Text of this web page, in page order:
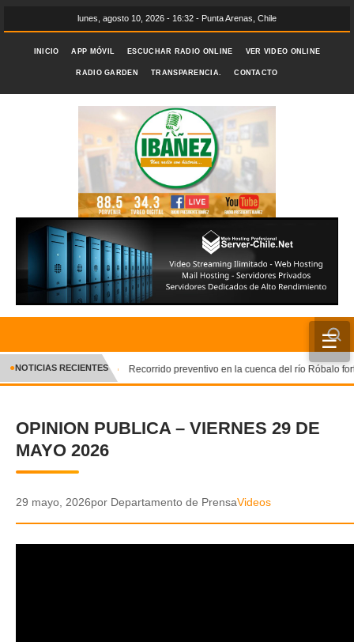
lunes, agosto 10, 2026 - 16:32 - Punta Arenas, Chile
INICIO APP MÓVIL ESCUCHAR RADIO ONLINE VER VIDEO ONLINE
RADIO GARDEN TRANSPARENCIA. CONTACTO
☰
INICIO
CRÓNICA
DEPORTES
POLICIAL
✕
●NOTICIAS RECIENTES Recorrido preventivo en la cuenca del río Róbalo
OPINION PUBLICA – VIERNES 29 DE
MAYO 2026
29 mayo, 2026por Departamento de PrensaVideos